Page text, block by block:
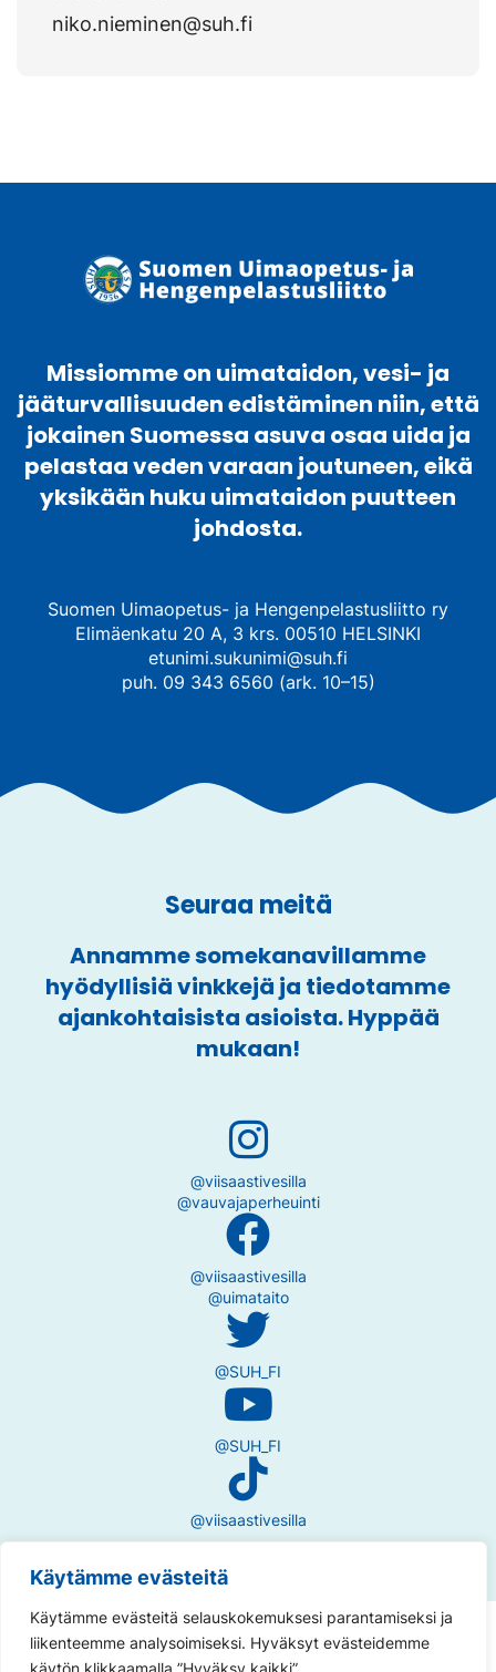
Käytämme evästeitä
Käytämme evästeitä selauskokemuksesi parantamiseksi ja
liikenteemme analysoimiseksi. Hyväksyt evästeidemme
käytön klikkaamalla ”Hyväksy kaikki”.
niko.nieminen@suh.fi
Missiomme on uimataidon, vesi- ja
jääturvallisuuden edistäminen niin, että
jokainen Suomessa asuva osaa uida ja
pelastaa veden varaan joutuneen, eikä
yksikään huku uimataidon puutteen
johdosta.
Suomen Uimaopetus- ja Hengenpelastusliitto ry
Elimäenkatu 20 A, 3 krs. 00510 HELSINKI
etunimi.sukunimi@suh.fi
puh. 09 343 6560 (ark. 10–15)
Seuraa meitä
Annamme somekanavillamme
hyödyllisiä vinkkejä ja tiedotamme
ajankohtaisista asioista. Hyppää
mukaan!
@viisaastivesilla
@vauvajaperheuinti
@viisaastivesilla
@uimataito
@SUH_FI
@SUH_FI
@viisaastivesilla
Tietosuojaseloste